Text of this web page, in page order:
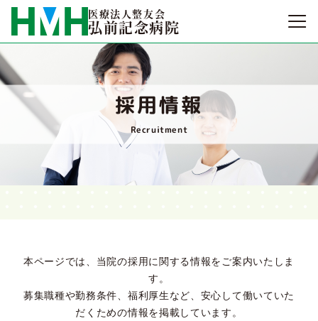
医療法人整友会
弘前記念病院
採用情報
Recruitment
本ページでは、当院の採用に関する情報をご案内いたしま
す。
募集職種や勤務条件、福利厚生など、安心して働いていた
だくための情報を掲載しています。